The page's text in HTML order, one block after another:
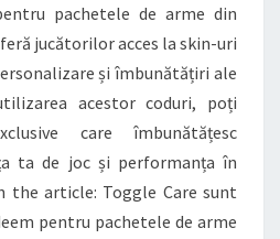
MAX:
SKINURI
PUTERNICE,
OPȚIUNI
DE
PERSONALIZARE,
ÎMBUNĂTĂȚIRI
ALE
pachetele de arme din
jucătorilor acces la skin-uri
și îmbunătățiri ale
acestor coduri, poți
care îmbunătățesc
ta de joc și performanța în
the article: Toggle Care sunt
pentru pachetele de arme